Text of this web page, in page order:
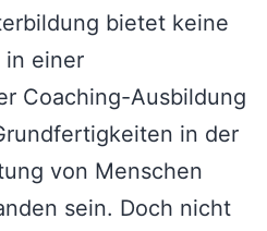
bietet keine
in einer
Coaching-Ausbildung
in der
von Menschen
sein. Doch nicht